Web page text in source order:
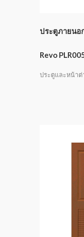
ประตูภายนอ
Revo
ประตูและหน้าต่